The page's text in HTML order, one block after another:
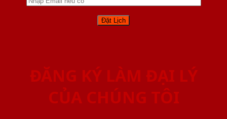
ĐĂNG KÝ LÀM ĐẠI LÝ
CỦA CHÚNG TÔI